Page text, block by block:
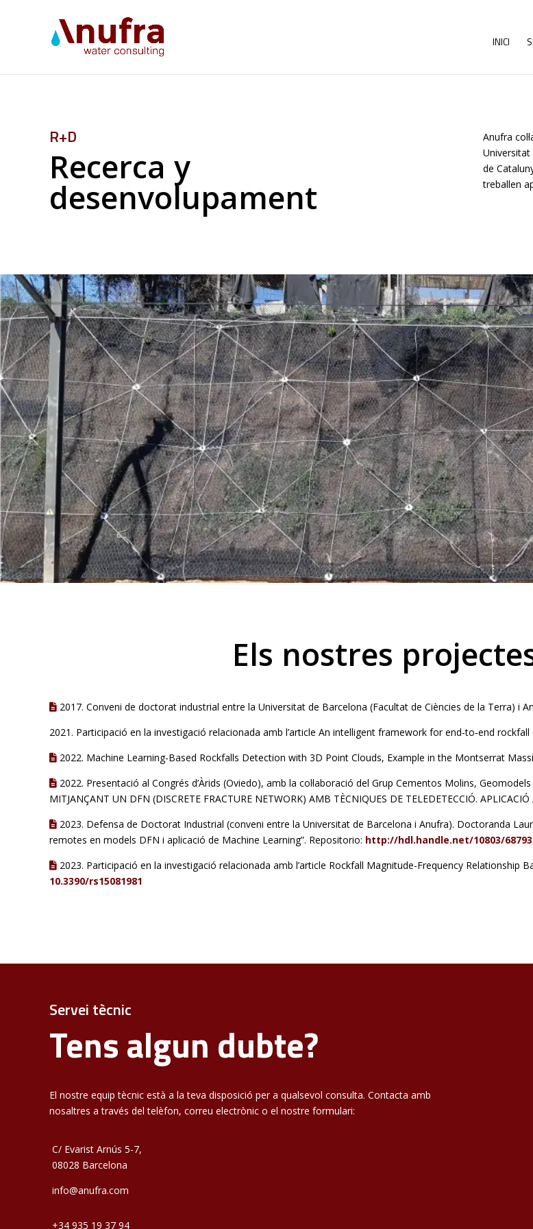
INICI
R+D
Recerca y
desenvolupament
Anufra
Universitat
de
treballen
Els nostres
2017. Conveni de doctorat industrial entre la Universitat de Barcelona (Facultat de Ciències de la Terra) i
2021. Participació en la investigació relacionada amb l’article An intelligent framework for end‐to‐end
2022. Machine Learning-Based Rockfalls Detection with 3D Point Clouds, Example in the Montserrat
2022. Presentació al Congrés d’Àrids (Oviedo), amb la col·laboració del Grup Cementos Molins,
MITJANÇANT UN DFN (DISCRETE FRACTURE NETWORK) AMB TÈCNIQUES DE TELEDETECCIÓ.
2023. Defensa de Doctorat Industrial (conveni entre la Universitat de Barcelona i Anufra). Doctoranda
remotes en models DFN i aplicació de Machine Learning”. Repositorio: http://hdl.handle.net/10803/
2023. Participació en la investigació relacionada amb l’article Rockfall Magnitude-Frequency
10.3390/rs15081981
Servei tècnic
Tens algun dubte?
El nostre equip tècnic està a la teva disposició per a qualsevol consulta. Contacta amb
nosaltres a través del telèfon, correu electrònic o el nostre formulari:
C/ Evarist Arnús 5-7,
08028 Barcelona
info@anufra.com
+34 935 19 37 94